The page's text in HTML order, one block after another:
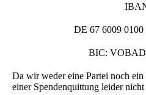
DE 67 6009 0100
BIC:
Da wir weder eine Partei noch
einer Spendenquittung leider